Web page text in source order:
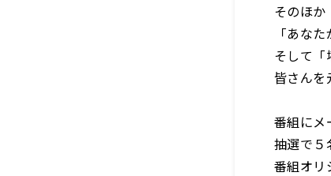
そのほか
「あな
そして「
皆さんを
番組にメ
抽選で
番組オリ